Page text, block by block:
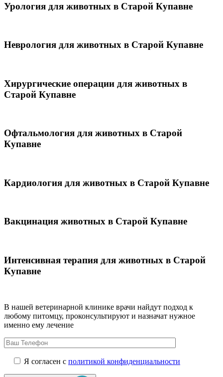
Урология для животных в Старой Купавне
Неврология для животных в Старой Купавне
Хирургические операции для животных в
Старой Купавне
Офтальмология для животных в Старой
Купавне
Кардиология для животных в Старой Купавне
Вакцинация животных в Старой Купавне
Интенсивная терапия для животных в Старой
Купавне
В нашей ветеринарной клинике врачи найдут подход к
любому питомцу, проконсультируют и назначат нужное
именно ему лечение
Я согласен с политикой конфиденциальности